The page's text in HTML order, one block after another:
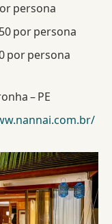
persona
por persona
por persona
– PE